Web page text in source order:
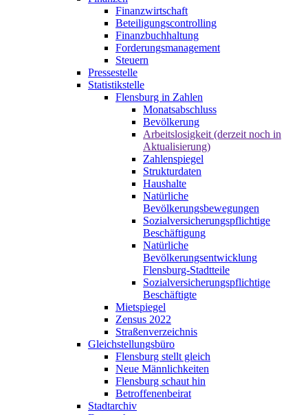
Finanzwirtschaft
Beteiligungscontrolling
Finanzbuchhaltung
Forderungsmanagement
Steuern
Pressestelle
Statistikstelle
Flensburg in Zahlen
Monatsabschluss
Bevölkerung
Arbeitslosigkeit (derzeit noch in
Aktualisierung)
Zahlenspiegel
Strukturdaten
Haushalte
Natürliche
Bevölkerungsbewegungen
Sozialversicherungspflichtige
Beschäftigung
Natürliche
Bevölkerungsentwicklung
Flensburg-Stadtteile
Sozialversicherungspflichtige
Beschäftigte
Mietspiegel
Zensus 2022
Straßenverzeichnis
Gleichstellungsbüro
Flensburg stellt gleich
Neue Männlichkeiten
Flensburg schaut hin
Betroffenenbeirat
Stadtarchiv